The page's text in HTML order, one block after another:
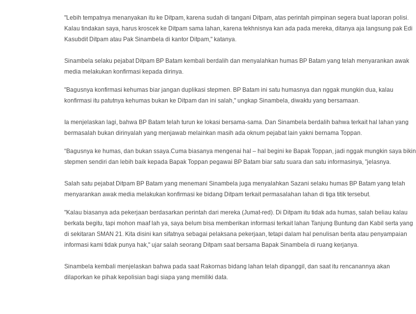
"Lebih tempatnya menanyakan itu ke Ditpam, karena sudah di tangani Ditpam, atas perintah pimpinan segera buat laporan polisi.
Kalau tindakan saya, harus kroscek ke Ditpam sama lahan, karena tekhnisnya kan ada pada mereka, ditanya aja langsung pak Edi
Kasubdit Ditpam atau Pak Sinambela di kantor Ditpam," katanya.
Sinambela selaku pejabat Ditpam BP Batam kembali berdalih dan menyalahkan humas BP Batam yang telah menyarankan awak
media melakukan konfirmasi kepada dirinya.
"Bagusnya konfirmasi kehumas biar jangan duplikasi stepmen. BP Batam ini satu humasnya dan nggak mungkin dua, kalau
konfirmasi itu patutnya kehumas bukan ke Ditpam dan ini salah," ungkap Sinambela, diwaktu yang bersamaan.
Ia menjelaskan lagi, bahwa BP Batam telah turun ke lokasi bersama-sama. Dan Sinambela berdalih bahwa terkait hal lahan yang
bermasalah bukan dirinyalah yang menjawab melainkan masih ada oknum pejabat lain yakni bernama Toppan.
“Bagusnya ke humas, dan bukan ssaya.Cuma biasanya mengenai hal – hal begini ke Bapak Toppan, jadi nggak mungkin saya bikin
stepmen sendiri dan lebih baik kepada Bapak Toppan pegawai BP Batam biar satu suara dan satu informasinya, ”jelasnya.
Salah satu pejabat Ditpam BP Batam yang menemani Sinambela juga menyalahkan Sazani selaku humas BP Batam yang telah
menyarankan awak media melakukan konfirmasi ke bidang Ditpam terkait permasalahan lahan di tiga titik tersebut.
"Kalau biasanya ada pekerjaan berdasarkan perintah dari mereka (Jumat-red). Di Ditpam itu tidak ada humas, salah beliau kalau
berkata begitu, tapi mohon maaf lah ya, saya belum bisa memberikan informasi terkait lahan Tanjung Buntung dan Kabil serta yang
di sekitaran SMAN 21. Kita disini kan sifatnya sebagai pelaksana pekerjaan, tetapi dalam hal penulisan berita atau penyampaian
informasi kami tidak punya hak," ujar salah seorang Ditpam saat bersama Bapak Sinambela di ruang kerjanya.
Sinambela kembali menjelaskan bahwa pada saat Rakornas bidang lahan telah dipanggil, dan saat itu rencanannya akan
dilaporkan ke pihak kepolisian bagi siapa yang memiliki data.